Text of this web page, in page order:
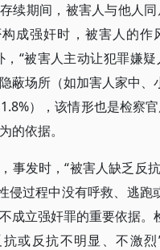
续期间，被害人与他人
成强奸时，被害人的作
，“被害人主动让犯罪嫌
蔽场所（如加害人家中、
），该情形也是检察
的依据。
事发时，“被害人缺乏反
侵过程中没有呼救、逃跑
成立强奸罪的重要依据。
抗或反抗不明显、不激